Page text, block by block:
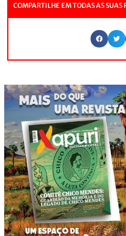
COMPARTILHE EM TODAS AS SUAS